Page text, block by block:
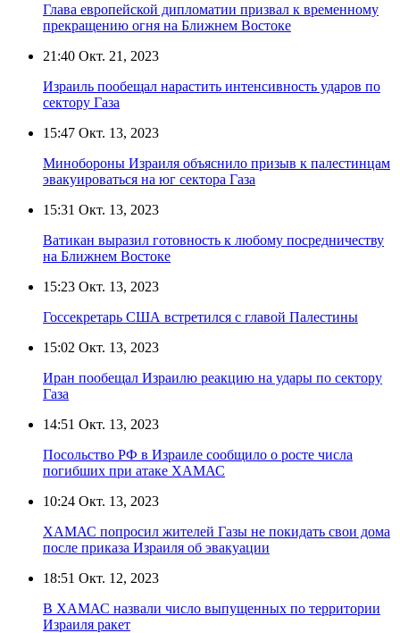
Глава европейской дипломатии призвал к временному
прекращению огня на Ближнем Востоке
21:40 Окт. 21, 2023
Израиль пообещал нарастить интенсивность ударов по
сектору Газа
15:47 Окт. 13, 2023
Минобороны Израиля объяснило призыв к палестинцам
эвакуироваться на юг сектора Газа
15:31 Окт. 13, 2023
Ватикан выразил готовность к любому посредничеству
на Ближнем Востоке
15:23 Окт. 13, 2023
Госсекретарь США встретился с главой Палестины
15:02 Окт. 13, 2023
Иран пообещал Израилю реакцию на удары по сектору
Газа
14:51 Окт. 13, 2023
Посольство РФ в Израиле сообщило о росте числа
погибших при атаке ХАМАС
10:24 Окт. 13, 2023
ХАМАС попросил жителей Газы не покидать свои дома
после приказа Израиля об эвакуации
18:51 Окт. 12, 2023
В ХАМАС назвали число выпущенных по территории
Израиля ракет